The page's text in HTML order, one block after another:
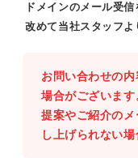
ドメインのメール受
改めて当社スタッフよ
お問い合わせの
場合がございます
提案やご紹介の
し上げられない場